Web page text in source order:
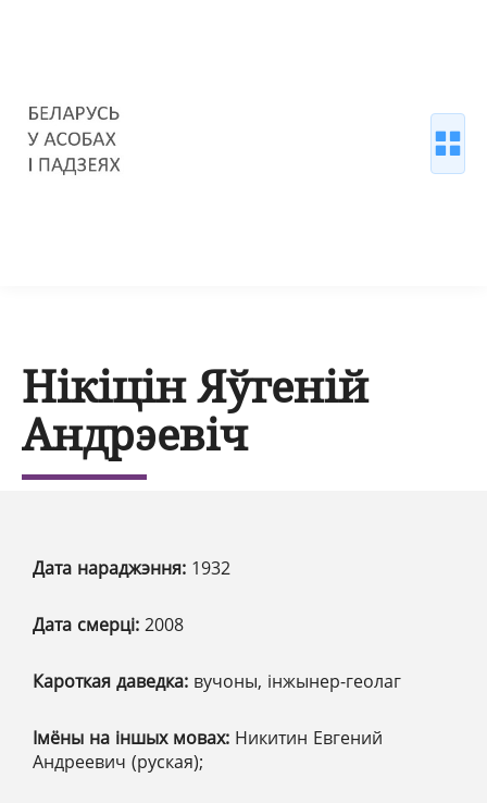
Нікіцін Яўгеній
Андрэевіч
Дата нараджэння: 1932
Дата смерці: 2008
Кароткая даведка: вучоны, інжынер-геолаг
Імёны на іншых мовах: Никитин Евгений
Андреевич (руская);